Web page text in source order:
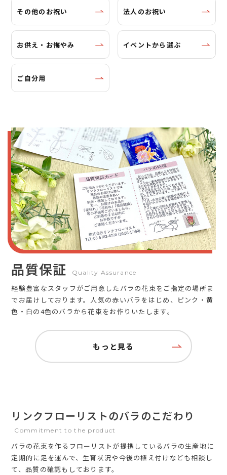
その他のお祝い 法人のお祝い
お供え・お悔やみ イベントから選ぶ
ご自分用
品質保証 Quality Assurance
経験豊富なスタッフがご用意したバラの花束をご指定の場所ま
でお届けしております。人気の赤いバラをはじめ、ピンク・黄
色・白の4色のバラから花束をお作りいたします。
もっと見る
リンクフローリストのバラのこだわり
Commitment to the product
バラの花束を作るフローリストが提携しているバラの生産地に
定期的に足を運んで、生育状況や今後の植え付けなども相談し
て、品質の確認もしております。